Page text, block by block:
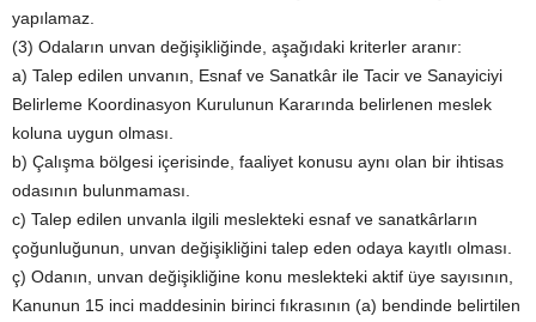
yapılamaz.
(3) Odaların unvan değişikliğinde, aşağıdaki kriterler aranır:
a) Talep edilen unvanın, Esnaf ve Sanatkâr ile Tacir ve Sanayiciyi
Belirleme Koordinasyon Kurulunun Kararında belirlenen meslek
koluna uygun olması.
b) Çalışma bölgesi içerisinde, faaliyet konusu aynı olan bir ihtisas
odasının bulunmaması.
c) Talep edilen unvanla ilgili meslekteki esnaf ve sanatkârların
çoğunluğunun, unvan değişikliğini talep eden odaya kayıtlı olması.
ç) Odanın, unvan değişikliğine konu meslekteki aktif üye sayısının,
Kanunun 15 inci maddesinin birinci fıkrasının (a) bendinde belirtilen